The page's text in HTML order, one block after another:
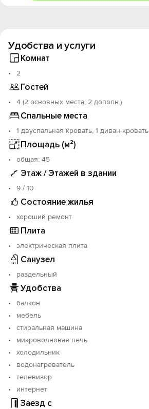
Удобства и услуги
Комнат
2
Гостей
4 (2 основных места, 2 дополн.)
Спальные места
1 двуспальная кровать, 1 диван-кровать
Площадь (м²)
oбщая: 45
Этаж / Этажей в здании
9 / 10
Состояние жилья
хороший ремонт
Плита
электрическая плита
Санузел
раздельный
Удобства
балкон
мебель
стиральная машина
микроволновая печь
холодильник
водонагреватель
телевизор
интернет
Заезд с